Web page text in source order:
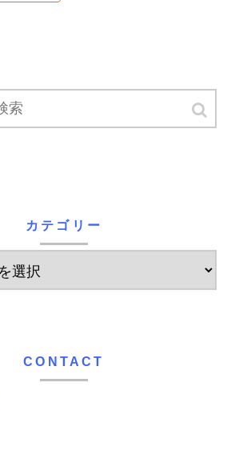
カテゴリー
CONTACT